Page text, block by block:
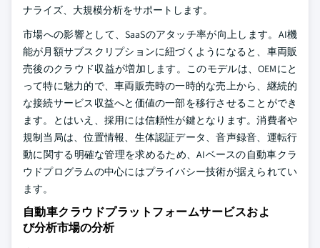
ナライズ、大規模分析をサポートします。
市場への影響として、SaaSのアタッチ率が向上します。AI機
能が月額サブスクリプションに紐づくようになると、車両販
売後のクラウド収益が増加します。このモデルは、OEMにと
って特に魅力的で、車両販売時の一時的な売上から、継続的
な接続サービス収益へと価値の一部を移行させることができ
ます。とはいえ、採用には信頼性が鍵となります。消費者や
規制当局は、位置情報、生体認証データ、音声録音、運転行
動に関する明確な管理を求めるため、AIベースの自動車クラ
ウドプログラムの中心にはプライバシー技術が据えられてい
ます。
自動車クラウドプラットフォームサービスおよ
び分析市場の分析